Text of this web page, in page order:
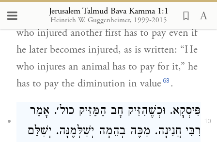
Jerusalem Talmud Bava Kamma 1:1
Heinrich W. Guggenheimer, 1999-2015
Rebbi Yosesaid: This means that a person
who injured another first has to pay even if
he later becomes injured, as is written: “He
who injures an animal has to pay for it,” he
has to pay the diminution in value63 .
10
פִּיסְקָא. וּכְשֶׁהִזִּיק חָב הַמַּזִּיק כול׳. אָמַר
רִבִּי חֲנִינָה. מַכֶּה בְהֵמָה יְשַׁלְּמֶנָּה. יְשַׁלֵּם